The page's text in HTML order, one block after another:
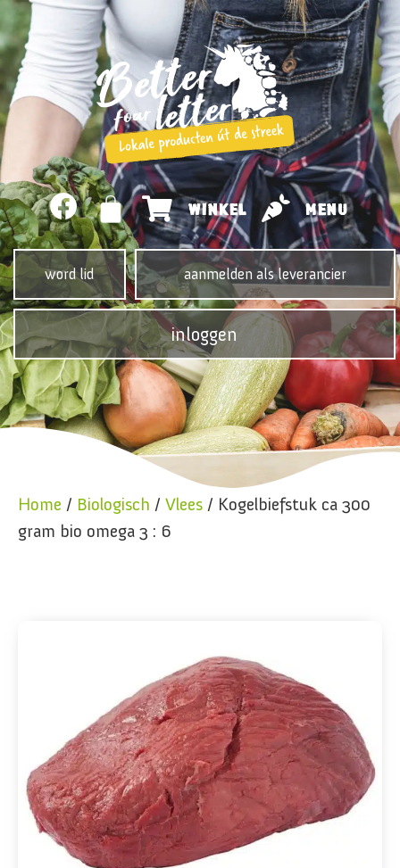
WINKEL MENU
word lid aanmelden als leverancier
inloggen
Home / Biologisch / Vlees / Kogelbiefstuk ca 300
gram bio omega 3 : 6